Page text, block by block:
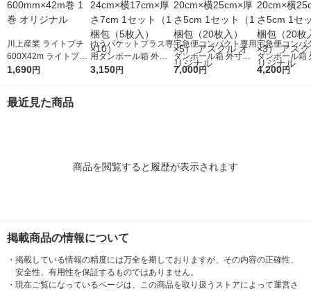
川上産業 ライトプチ
600X42m ライトプチ
(R) 幅600mm×42m巻
1,690円
ゆうパケットプラス専
用ダンボール箱 外寸
法：縦24cm×横17cm
3,150円
宅急便コンパクト専用
ダンボール箱 外寸
法：縦20cm×横25cm
7,000円
宅急便コンパ
ダンボール箱
法：縦20cm×
4,200円
最近見た商品
商品を閲覧すると履歴が表示されます
掲載商品の情報について
・ 掲載している情報の精度には万全を期しておりますが、その内容の正確性、
安全性、有用性を保証するものではありません。
・ 現在ご覧になっているページは、この商品を取り扱うストアによって運営さ